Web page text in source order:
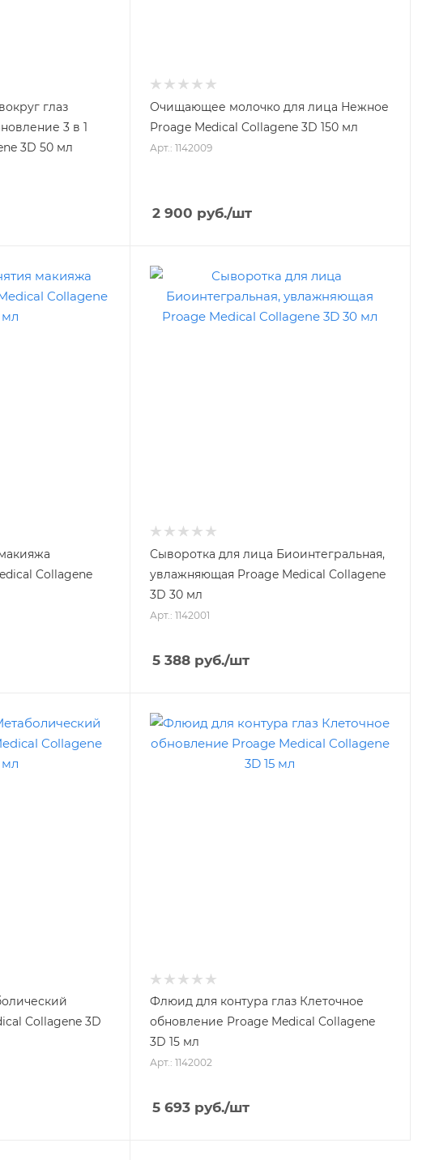
глаз
3 в 1
3D 50 мл
Очищающее молочко для лица Нежное
Proage Medical Collagene 3D 150 мл
Арт.: 1142009
2 900 руб./шт
Collagene
Сыворотка для лица Биоинтегральная,
увлажняющая Proage Medical Collagene
3D 30 мл
Арт.: 1142001
5 388руб./шт
Collagene 3D
Флюид для контура глаз Клеточное
обновление Proage Medical Collagene
3D 15 мл
Арт.: 1142002
5 693руб./шт